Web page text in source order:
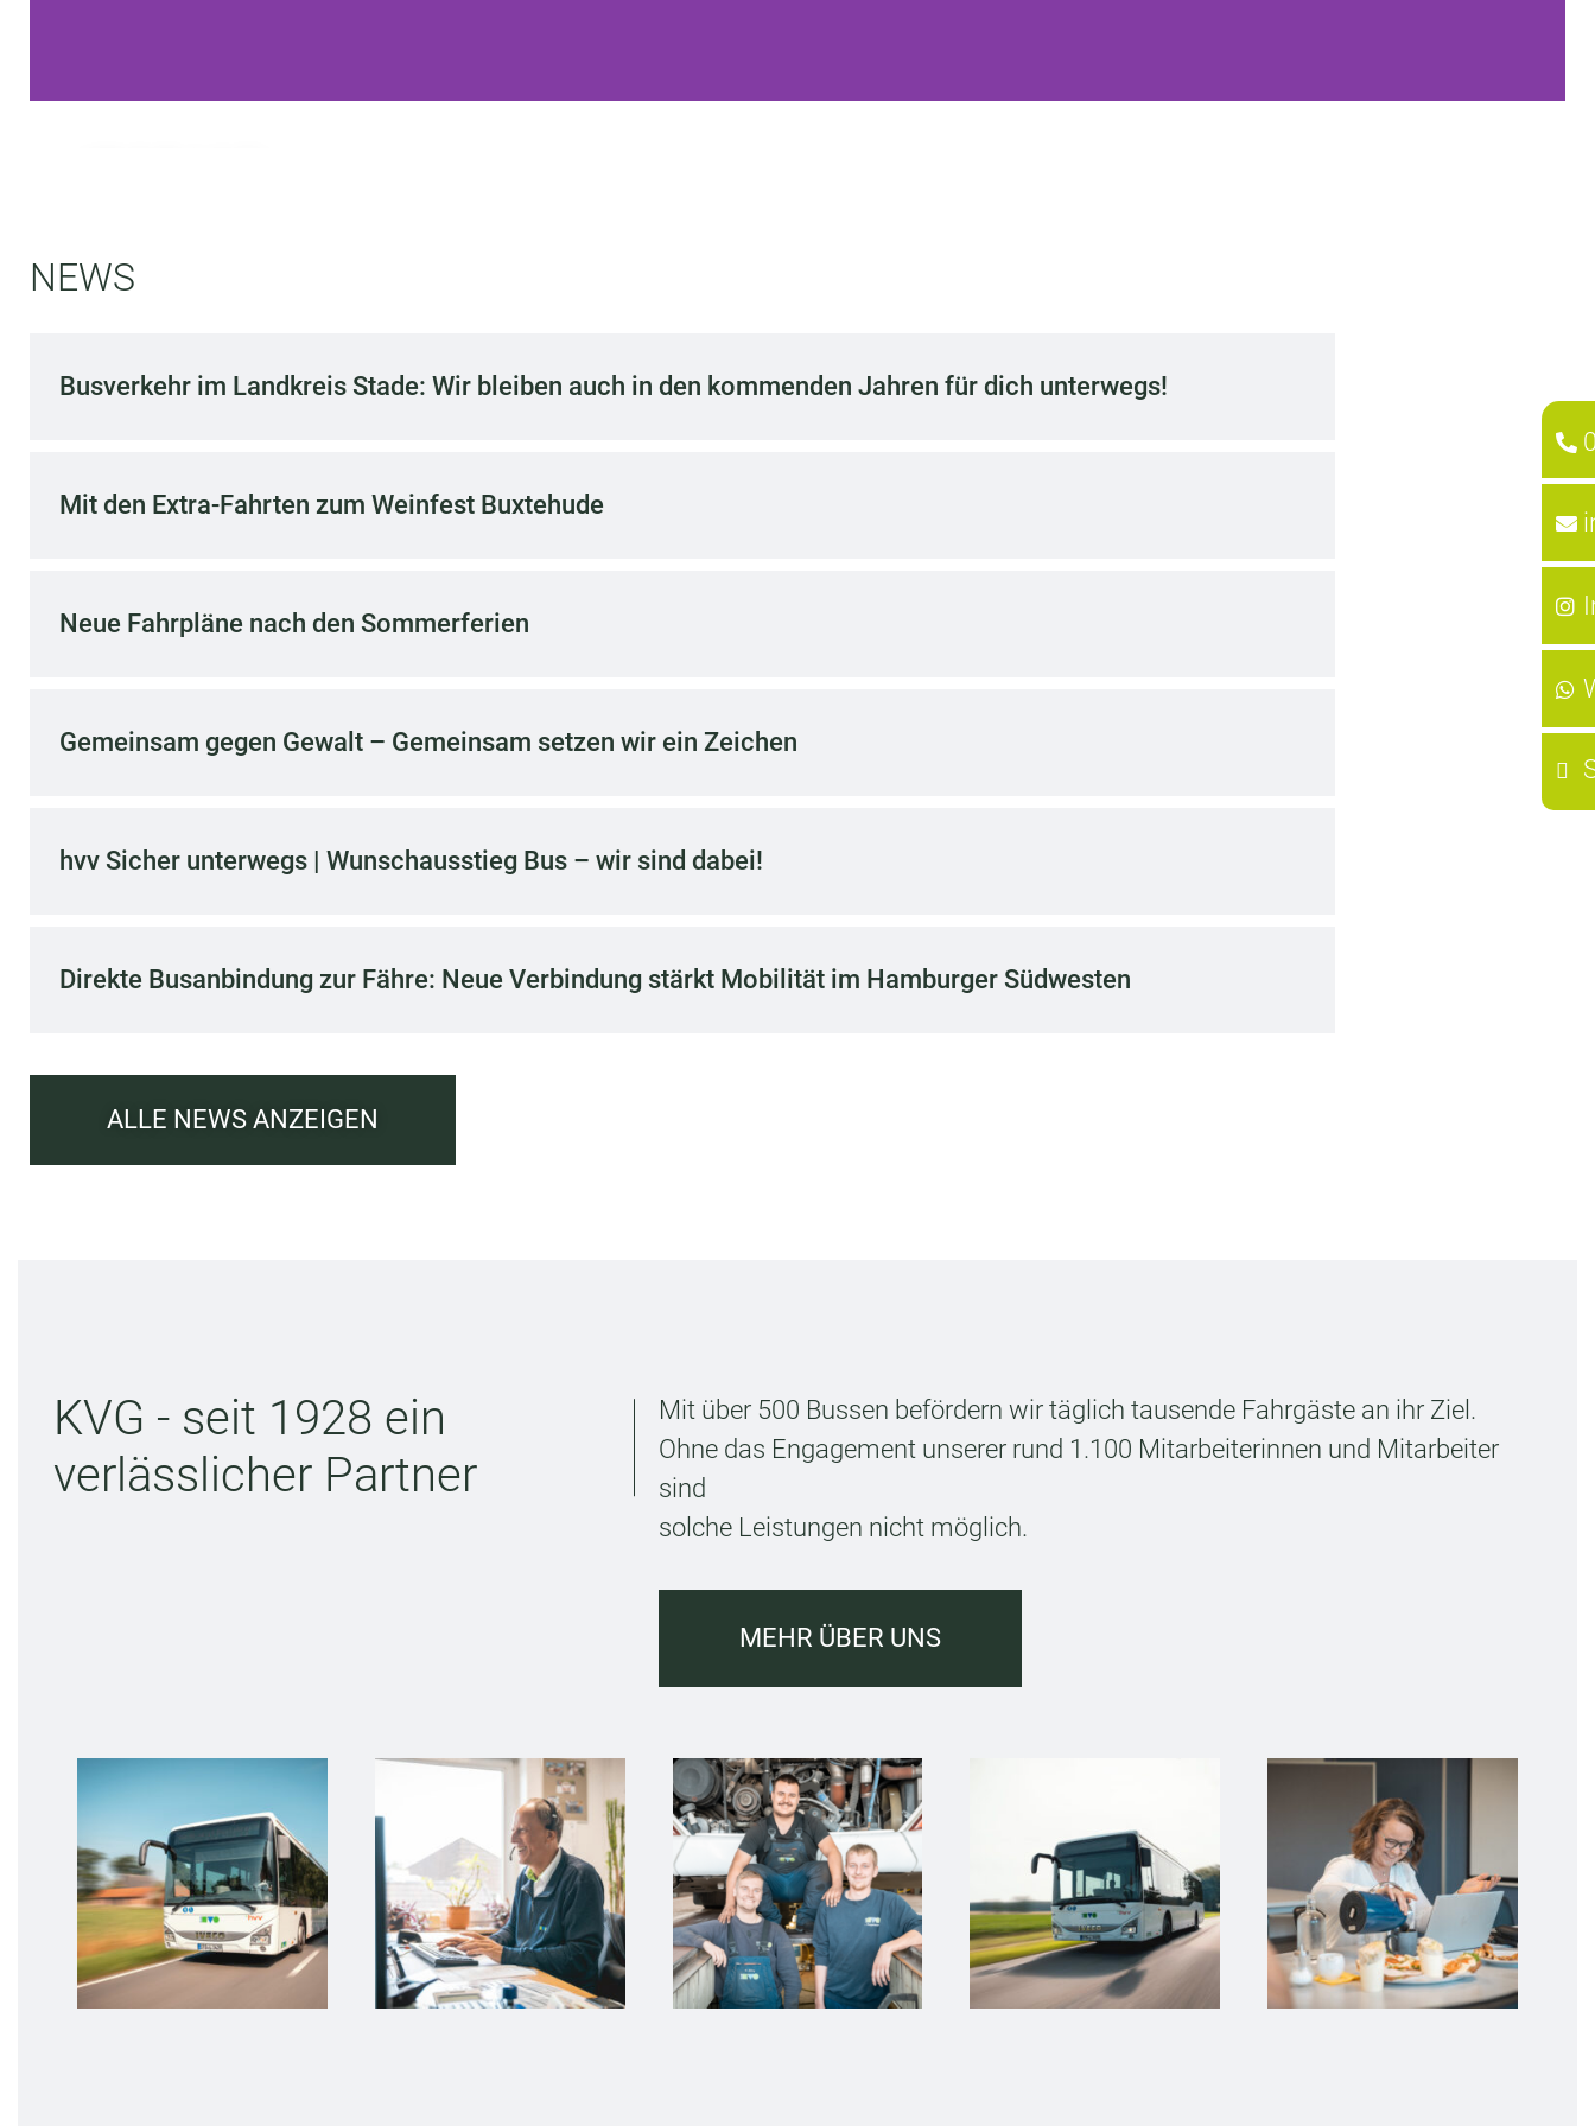
BOCK?
ERFAHRE MEHR
NEWS
Busverkehr im Landkreis Stade: Wir bleiben auch in den kommenden Jahren für dich unterwegs!
Mit den Extra-Fahrten zum Weinfest Buxtehude
Neue Fahrpläne nach den Sommerferien
Gemeinsam gegen Gewalt – Gemeinsam setzen wir ein Zeichen
hvv Sicher unterwegs | Wunschausstieg Bus – wir sind dabei!
Direkte Busanbindung zur Fähre: Neue Verbindung stärkt Mobilität im Hamburger Südwesten
ALLE NEWS ANZEIGEN
KVG - seit 1928 ein
verlässlicher Partner
Mit über 500 Bussen befördern wir täglich tausende Fahrgäste an ihr Ziel.
Ohne das Engagement unserer rund 1.100 Mitarbeiterinnen und Mitarbeiter
sind
solche Leistungen nicht möglich.
MEHR ÜBER UNS